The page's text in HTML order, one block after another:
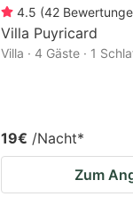
4.5 (42
Villa Puyricard
Villa · 4 Gäste · 1
19€ /Nacht*
Zum